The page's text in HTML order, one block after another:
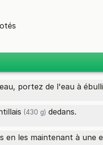
portez de l'eau à
(430 g) dedans.
en les maintenant à une